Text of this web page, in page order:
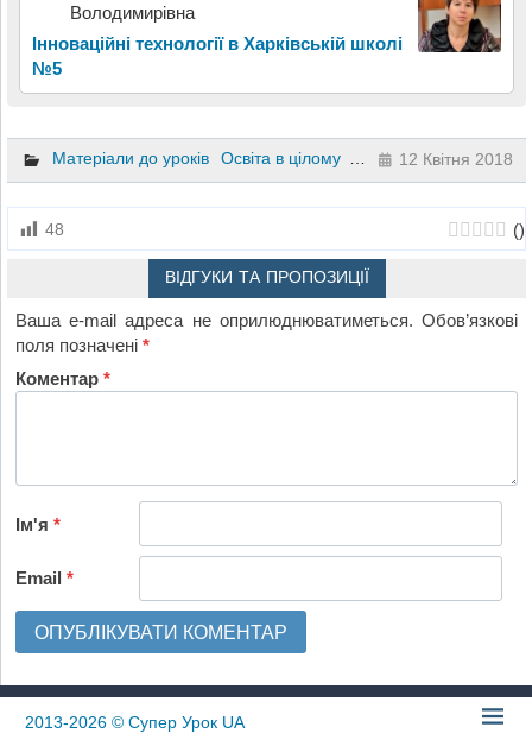
Володимирівна
Інноваційні технології в Харківській школі
№5
Матеріали до уроків Освіта в цілому Управління школою
12 Квітня 2018
48 ()
ВІДГУКИ ТА ПРОПОЗИЦІЇ
Ваша e-mail адреса не оприлюднюватиметься. Обов’язкові
поля позначені*
Коментар*
Ім'я*
Email*
2013-2026 © Супер Урок UA